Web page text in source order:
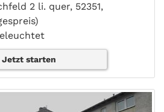
2 li. quer, 52351,
Jetzt starten